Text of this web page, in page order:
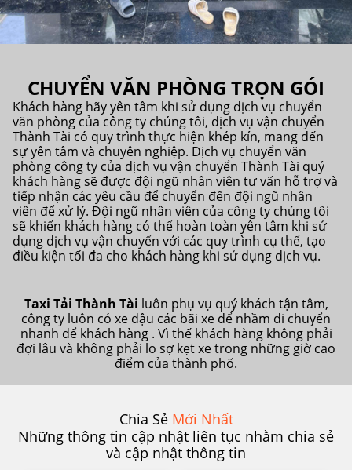
CHUYỂN VĂN PHÒNG TRỌN GÓI
Khách hàng hãy yên tâm khi sử dụng dịch vụ chuyển
văn phòng của công ty chúng tôi, dịch vụ vận chuyển
Thành Tài có quy trình thực hiện khép kín, mang đến
sự yên tâm và chuyên nghiệp. Dịch vụ chuyển văn
phòng công ty của dịch vụ vận chuyển Thành Tài quý
khách hàng sẽ được đội ngũ nhân viên tư vấn hỗ trợ và
tiếp nhận các yêu cầu để chuyển đến đội ngũ nhân
viên để xử lý. Đội ngũ nhân viên của công ty chúng tôi
sẽ khiến khách hàng có thể hoàn toàn yên tâm khi sử
dụng dịch vụ vận chuyển với các quy trình cụ thể, tạo
điều kiện tối đa cho khách hàng khi sử dụng dịch vụ.
Taxi Tải Thành Tài luôn phụ vụ quý khách tận tâm,
công ty luôn có xe đậu các bãi xe để nhầm di chuyển
nhanh để khách hàng . Vì thế khách hàng không phải
đợi lâu và không phải lo sợ kẹt xe trong những giờ cao
điểm của thành phố.
Chia Sẻ Mới Nhất
Những thông tin cập nhật liên tục nhằm chia sẻ
và cập nhật thông tin